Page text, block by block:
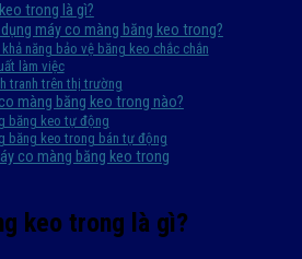
trong là gì?
máy co màng băng keo trong?
năng bảo vệ băng keo chắc chắn
làm việc
tranh trên thị trường
màng băng keo trong nào?
băng keo tự động
băng keo trong bán tự động
co màng băng keo trong
keo trong là gì?